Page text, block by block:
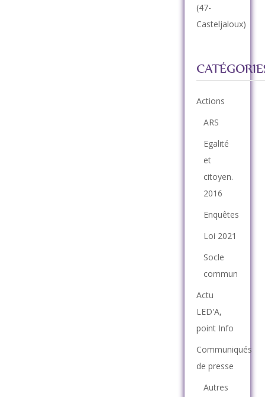
(47-
Casteljaloux)
Actions
ARS
Egalité
et
citoyen.
2016
Enquêtes
Loi 2021
Socle
commun
Actu
LED'A,
point Info
Communiqués
de presse
Autres